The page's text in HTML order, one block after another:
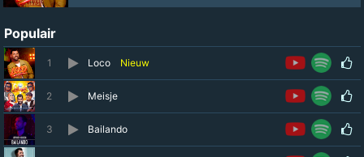
Populair
1 Loco Nieuw
2 Meisje
3 Bailando